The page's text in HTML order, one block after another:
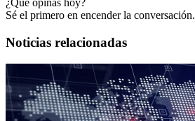
¿Qué opinas hoy?
Sé el primero en encender la conversación.
Noticias relacionadas